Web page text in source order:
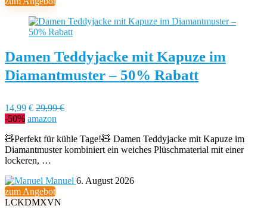
Damen Teddyjacke mit Kapuze im
Diamantmuster – 50% Rabatt
14,99 € 29,99 €
-50% amazon
🧸Perfekt für kühle Tage!🧸 Damen Teddyjacke mit Kapuze im
Diamantmuster kombiniert ein weiches Plüschmaterial mit einer
lockeren, …
Manuel 6. August 2026
zum Angebot
LCKDMXVN